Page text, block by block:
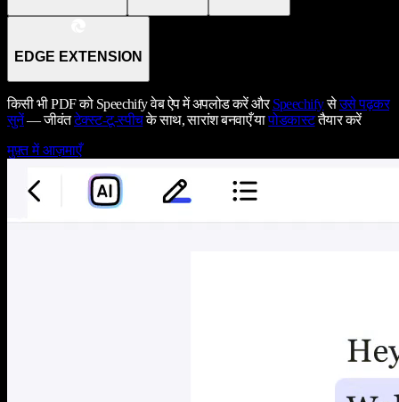
EDGE EXTENSION
किसी भी PDF को Speechify वेब ऐप में अपलोड करें औरSpeechifyसेउसे पढ़कर
सुनें— जीवंतटेक्स्ट-टू-स्पीचके साथ, सारांश बनवाएँ यापोडकास्टतैयार करें
मुफ़्त में आज़माएँ